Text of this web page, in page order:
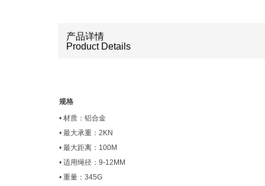
规格
• 材质：铝合金
• 最大承重：2KN
• 最大距离：100M
• 适用绳径：9-12MM
• 重量：345G
产品详情
​​​​​​​Product Details